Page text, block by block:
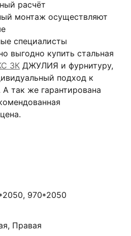
расчёт
монтаж осуществляют
специалисты
выгодно купить стальная
3К ДЖУЛИЯ и фурнитуру,
подход к
так же гарантирована
970*2050
Правая